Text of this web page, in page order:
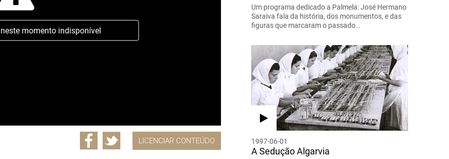
momento indisponível
LICENCIAR CONTEÚDO
Um programa dedicado a Palmela: José Hermano
Saraiva fala da história, dos monumentos, e das
figuras que marcaram o passado…
1997-06-01
A Sedução Algarvia